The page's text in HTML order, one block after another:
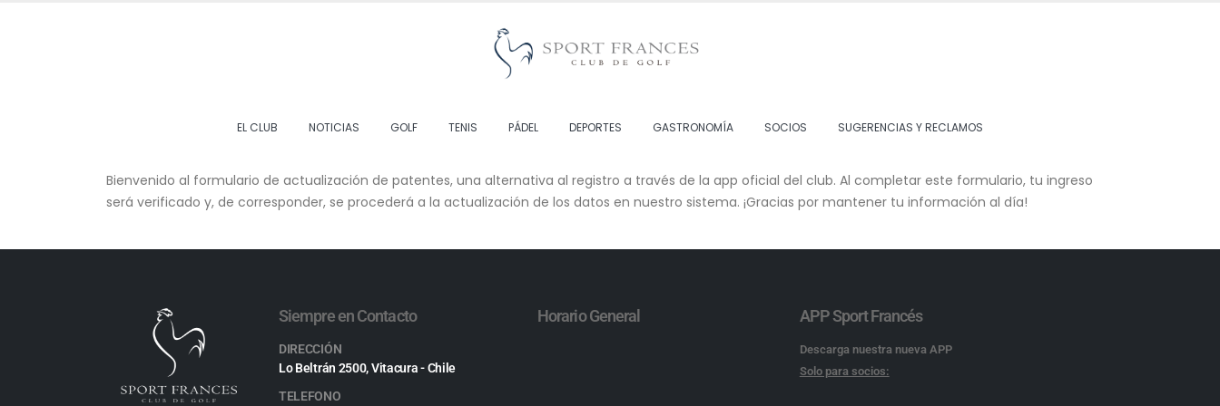
EL CLUB NOTICIAS GOLF TENIS PÁDEL DEPORTES GASTRONOMÍA SOCIOS SUGERENCIAS Y RECLAMOS
Bienvenido al formulario de actualización de patentes, una alternativa al registro a través de la app oficial del club. Al completar este formulario, tu ingreso
será verificado y, de corresponder, se procederá a la actualización de los datos en nuestro sistema. ¡Gracias por mantener tu información al día!
Siempre en Contacto
DIRECCIÓN
Lo Beltrán 2500, Vitacura - Chile
TELEFONO
Horario General APP Sport Francés
Descarga nuestra nueva APP
Solo para socios: